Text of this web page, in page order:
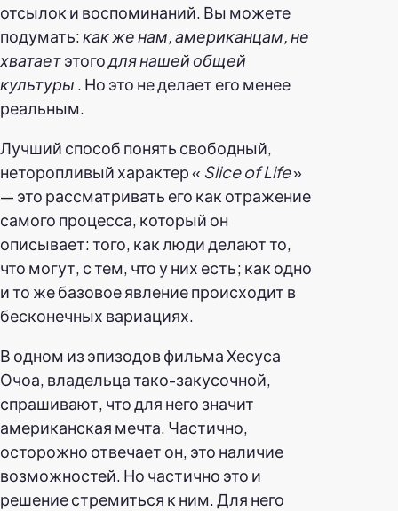
отсылок и воспоминаний. Вы можете
подумать:как же нам, американцам, не
хватаетэтогодля нашей общей
культуры . Но это не делает его менее
реальным.
Лучший способ понять свободный,
неторопливый характер « Slice of Life»
— это рассматривать его как отражение
самого процесса, который он
описывает: того, как люди делают то,
что могут, с тем, что у них есть; как одно
и то же базовое явление происходит в
бесконечных вариациях.
В одном из эпизодов фильма Хесуса
Очоа, владельца тако-закусочной,
спрашивают, что для него значит
американская мечта. Частично,
осторожно отвечает он, это наличие
возможностей. Но частично это и
решение стремиться к ним. Для него